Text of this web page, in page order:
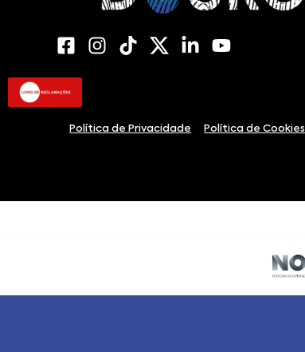
Política de Privacidade Política de Cookies